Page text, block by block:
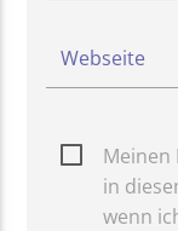
Meinen
in
wenn